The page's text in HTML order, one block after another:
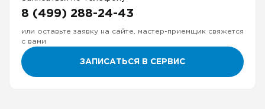
8 (499) 288-24-43
или оставьте заявку на сайте, мастер-приемщик свяжется
с вами
ЗАПИСАТЬСЯ В СЕРВИС